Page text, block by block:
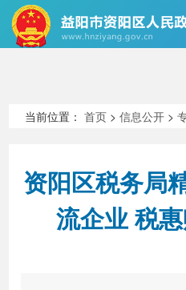
新闻中心
当前位置：首页 >信息公开 >
资阳区税务局
流企业 税